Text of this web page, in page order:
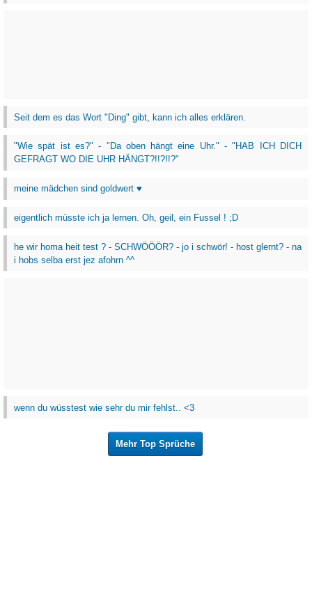
Seit dem es das Wort "Ding" gibt, kann ich alles erklären.
"Wie spät ist es?" - "Da oben hängt eine Uhr." - "HAB ICH DICH
GEFRAGT WO DIE UHR HÄNGT?!!?!!?"
meine mädchen sind goldwert ♥
eigentlich müsste ich ja lernen. Oh, geil, ein Fussel ! ;D
he wir homa heit test ? - SCHWÖÖÖR? - jo i schwör! - host glernt? - na
i hobs selba erst jez afohrn ^^
wenn du wüsstest wie sehr du mir fehlst.. <3
Mehr Top Sprüche